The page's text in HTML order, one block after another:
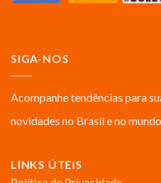
SIGA-NOS
Acompanhe tendências para
novidades no Brasil e no
LINKS ÚTEIS